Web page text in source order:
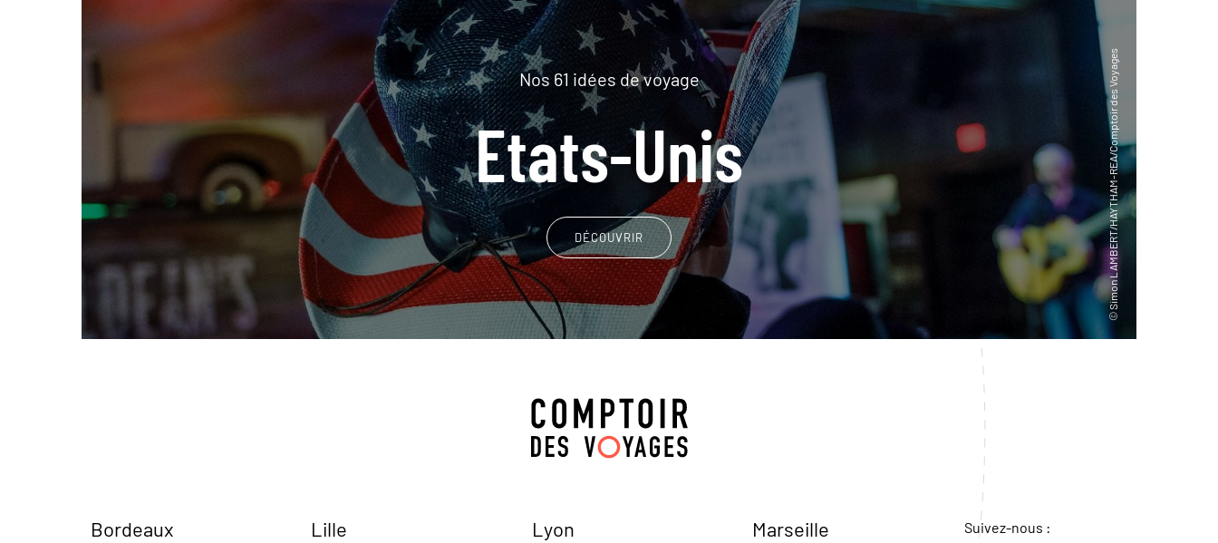
Nos 61 idées de voyage
Etats-Unis
DÉCOUVRIR
Bordeaux Lille Lyon Marseille Suivez-nous :